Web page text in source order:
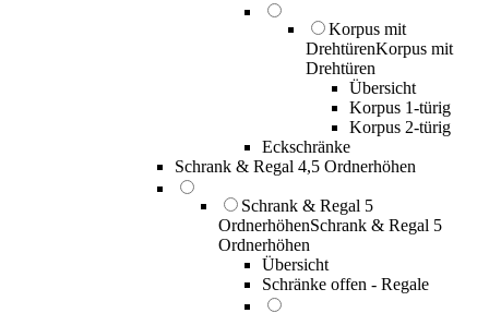
Korpus mit
DrehtürenKorpus mit
Drehtüren
Übersicht
Korpus 1-türig
Korpus 2-türig
Eckschränke
Schrank & Regal 4,5 Ordnerhöhen
Schrank & Regal 5
OrdnerhöhenSchrank & Regal 5
Ordnerhöhen
Übersicht
Schränke offen - Regale